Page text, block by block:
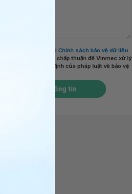
đã đọc và đồng ý với Chính sách bảo vệ dữ liệu
và chấp thuận để Vinmec xử lý
của tôi theo quy định của pháp luật về bảo vệ
Gửi thông tin